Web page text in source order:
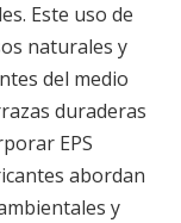
Este uso de
naturales y
del medio
duraderas
EPS
abordan
y